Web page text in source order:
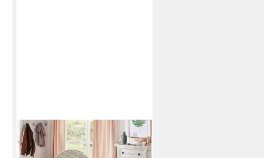
HANSE HOME
Läufer Nature, In- und Outdoor,
rechteckig, Höhe: 5 mm, Teppich,